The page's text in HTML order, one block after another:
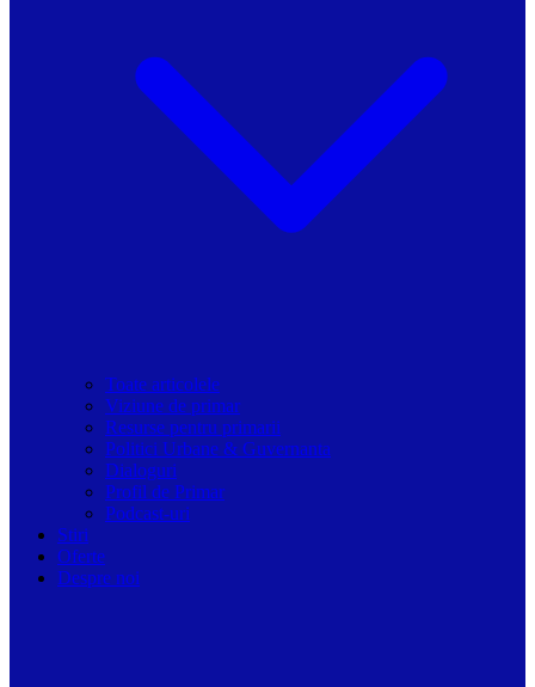
Toate articolele
Viziune de primar
Resurse pentru primarii
Politici Urbane & Guvernanta
Dialoguri
Profil de Primar
Podcast-uri
Stiri
Oferte
Despre noi